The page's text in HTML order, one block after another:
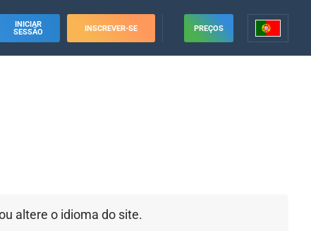
INICIAR
SESSÃO
INSCREVER-SE PREÇOS